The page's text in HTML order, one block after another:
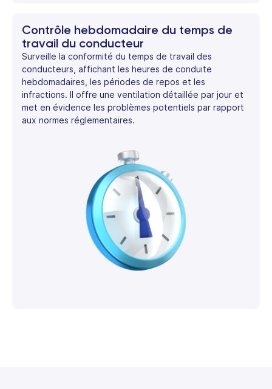
Contrôle hebdomadaire du temps de
travail du conducteur
Surveille la conformité du temps de travail des
conducteurs, affichant les heures de conduite
hebdomadaires, les périodes de repos et les
infractions. Il offre une ventilation détaillée par jour et
met en évidence les problèmes potentiels par rapport
aux normes réglementaires.